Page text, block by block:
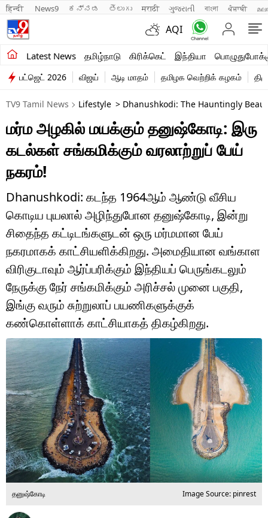
हिन्दी News9 ಕನ್ನಡ తెలుగు मराठी ગુજરાતી বাংলা ਪੰਜਾਬੀ
AQI
Latest News தமிழ்நாடு கிரிக்கெட் இந்தியா
சமீபத்திய செய்திகள்
தமிழ்நாடு
இந்தியா
உலகம்
விளையாட்டு
பொழுதுபோக்கு
லைஃப்ஸ்டைல்
வணிகம்
டெக்னாலஜி
ஆன்மீகம்
வைரல்
ஹெஃல்த்
ஷார்ட் வீடியோஸ்
வலை கதைகள்
போட்டோ கேலரி
பட்ஜெட் 2026 விஜய் ஆடி மாதம் தமிழக வெற்றிக் கழகம்
TV9 Tamil News Lifestyle > Dhanushkodi: The Hauntingly
மர்ம அழகில் மயக்கும் தனுஷ்கோடி: இரு
கடல்கள் சங்கமிக்கும் வரலாற்றுப் பேய்
நகரம்!
Dhanushkodi: கடந்த 1964ஆம் ஆண்டு வீசிய
கொடிய புயலால் அழிந்துபோன தனுஷ்கோடி, இன்று
சிதைந்த கட்டிடங்களுடன் ஒரு மர்மமான பேய்
நகரமாகக் காட்சியளிக்கிறது. அமைதியான வங்காள
விரிகுடாவும் ஆர்ப்பரிக்கும் இந்தியப் பெருங்கடலும்
நேருக்கு நேர் சங்கமிக்கும் அரிச்சல் முனை பகுதி,
இங்கு வரும் சுற்றுலாப் பயணிகளுக்குக்
கண்கொள்ளாக் காட்சியாகத் திகழ்கிறது.
தனுஷ்கோடி Image Source: pinrest